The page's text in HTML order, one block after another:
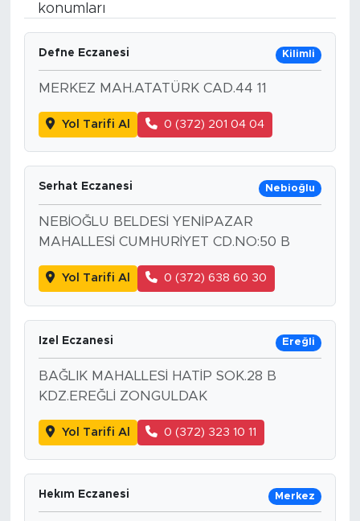
konumları
Defne Eczanesi Kilimli
MERKEZ MAH.ATATÜRK CAD.44 11
Yol Tarifi Al 0 (372) 201 04 04
Serhat Eczanesi Nebioğlu
NEBİOĞLU BELDESİ YENİPAZAR
MAHALLESİ CUMHURİYET CD.NO:50 B
Yol Tarifi Al 0 (372) 638 60 30
Izel Eczanesi Ereğli
BAĞLIK MAHALLESİ HATİP SOK.28 B
KDZ.EREĞLİ ZONGULDAK
Yol Tarifi Al 0 (372) 323 10 11
Hekım Eczanesi Merkez